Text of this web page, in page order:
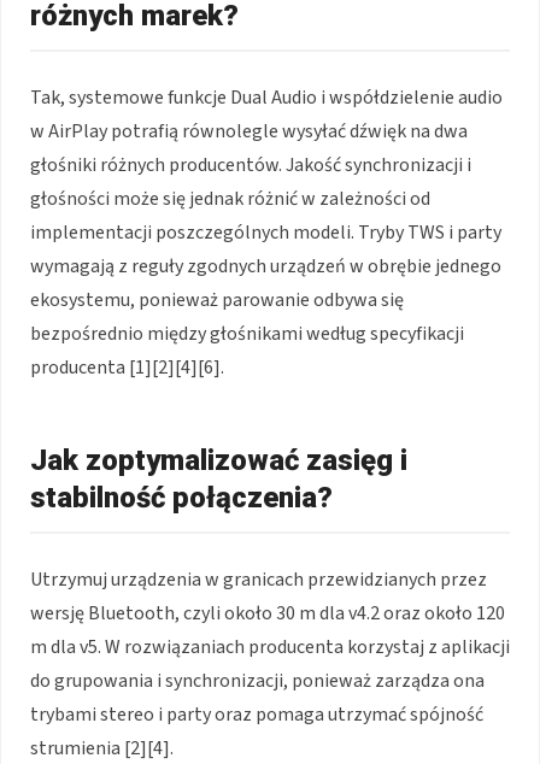
różnych marek?
Tak, systemowe funkcje Dual Audio i współdzielenie audio
w AirPlay potrafią równolegle wysyłać dźwięk na dwa
głośniki różnych producentów. Jakość synchronizacji i
głośności może się jednak różnić w zależności od
implementacji poszczególnych modeli. Tryby TWS i party
wymagają z reguły zgodnych urządzeń w obrębie jednego
ekosystemu, ponieważ parowanie odbywa się
bezpośrednio między głośnikami według specyfikacji
producenta [1][2][4][6].
Jak zoptymalizować zasięg i
stabilność połączenia?
Utrzymuj urządzenia w granicach przewidzianych przez
wersję Bluetooth, czyli około 30 m dla v4.2 oraz około 120
m dla v5. W rozwiązaniach producenta korzystaj z aplikacji
do grupowania i synchronizacji, ponieważ zarządza ona
trybami stereo i party oraz pomaga utrzymać spójność
strumienia [2][4].